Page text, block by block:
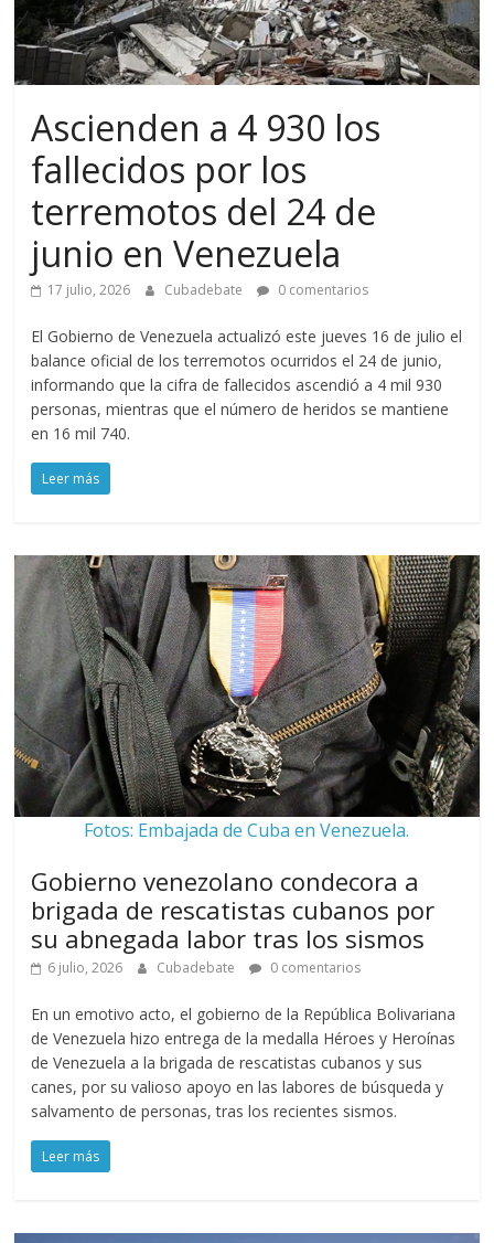
Ascienden a 4 930 los
fallecidos por los
terremotos del 24 de
junio en Venezuela
17 julio, 2026 Cubadebate 0 comentarios
El Gobierno de Venezuela actualizó este jueves 16 de julio el
balance oficial de los terremotos ocurridos el 24 de junio,
informando que la cifra de fallecidos ascendió a 4 mil 930
personas, mientras que el número de heridos se mantiene
en 16 mil 740.
Leer más
Fotos: Embajada de Cuba en Venezuela.
Gobierno venezolano condecora a
brigada de rescatistas cubanos por
su abnegada labor tras los sismos
6 julio, 2026 Cubadebate 0 comentarios
En un emotivo acto, el gobierno de la República Bolivariana
de Venezuela hizo entrega de la medalla Héroes y Heroínas
de Venezuela a la brigada de rescatistas cubanos y sus
canes, por su valioso apoyo en las labores de búsqueda y
salvamento de personas, tras los recientes sismos.
Leer más